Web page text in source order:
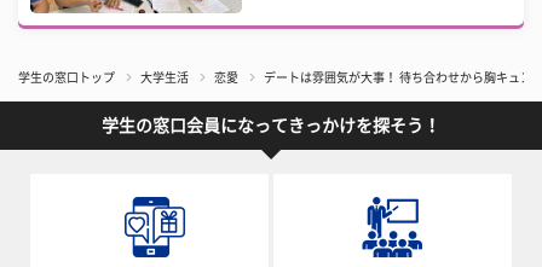
学生の窓口トップ 大学生活 恋愛 デートは雰囲気が大事！ 待ち合わせから胸キュン
学生の窓口会員になってきっかけを探そう！